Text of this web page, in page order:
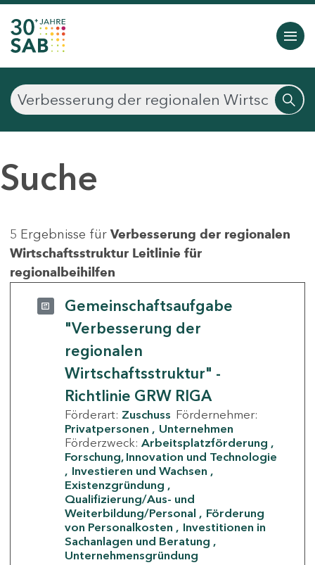
Suche
5 Ergebnisse für Verbesserung der regionalen
Wirtschaftsstruktur Leitlinie für
regionalbeihilfen
Gemeinschaftsaufgabe
"Verbesserung der
regionalen
Wirtschaftsstruktur" -
Richtlinie GRW RIGA
Förderart: Zuschuss Fördernehmer:
Privatpersonen
Unternehmen
Förderzweck: Arbeitsplatzförderung
Forschung, Innovation und Technologie
Investieren und Wachsen
Existenzgründung
Qualifizierung/Aus- und
Weiterbildung/Personal
Förderung
von Personalkosten
Investitionen in
Sachanlagen und Beratung
Unternehmensgründung